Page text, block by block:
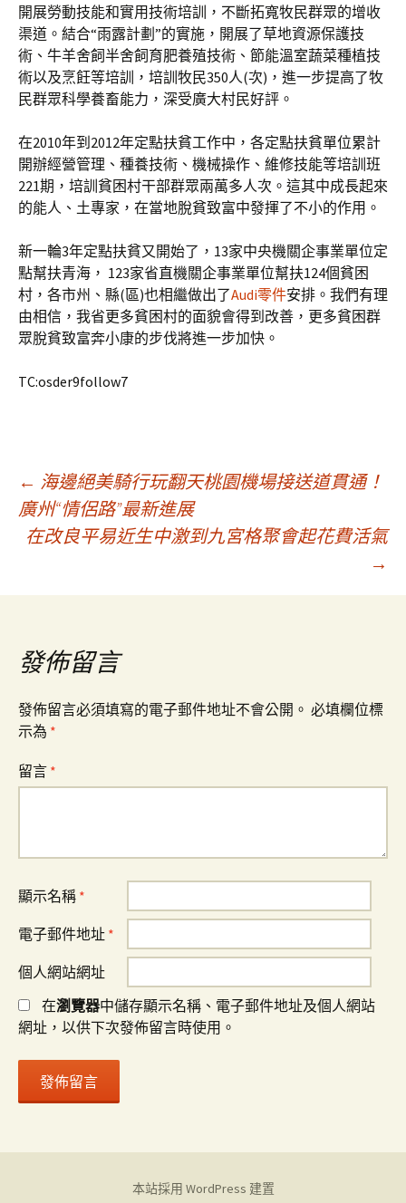
開展勞動技能和實用技術培訓，不斷拓寬牧民群眾的增收
渠道。結合“雨露計劃”的實施，開展了草地資源保護技
術、牛羊舍飼半舍飼育肥養殖技術、節能溫室蔬菜種植技
術以及烹飪等培訓，培訓牧民350人(次)，進一步提高了牧
民群眾科學養畜能力，深受廣大村民好評。
在2010年到2012年定點扶貧工作中，各定點扶貧單位累計
開辦經營管理、種養技術、機械操作、維修技能等培訓班
221期，培訓貧困村干部群眾兩萬多人次。這其中成長起來
的能人、土專家，在當地脫貧致富中發揮了不小的作用。
新一輪3年定點扶貧又開始了，13家中央機關企事業單位定
點幫扶青海， 123家省直機關企事業單位幫扶124個貧困
村，各市州、縣(區)也相繼做出了Audi零件安排。我們有理
由相信，我省更多貧困村的面貌會得到改善，更多貧困群
眾脫貧致富奔小康的步伐將進一步加快。
TC:osder9follow7
文
章
導
覽
← 海邊絕美騎行玩翻天桃園機場接送道貫通！
廣州“情侶路”最新進展
在改良平易近生中激到九宮格聚會起花費活氣
→
發佈留言
發佈留言必須填寫的電子郵件地址不會公開。 必填欄位標
示為 *
留言 *
顯示名稱 *
電子郵件地址 *
個人網站網址
在瀏覽器中儲存顯示名稱、電子郵件地址及個人網站
網址，以供下次發佈留言時使用。
本站採用 WordPress 建置